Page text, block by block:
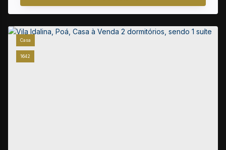
1642
Casa